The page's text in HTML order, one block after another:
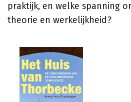
praktijk, en welke spanning
theorie en werkelijkheid?